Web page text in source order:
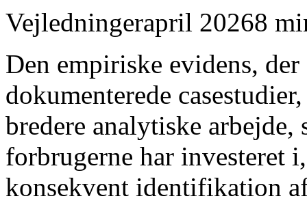
Vejledningerapril 20268
Den empiriske evidens,
dokumenterede
bredere analytiske
forbrugerne har investeret
konsekvent identifikation